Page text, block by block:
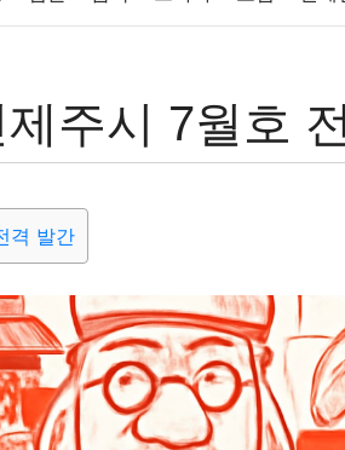
종교 사회 정치 건강 의료
주시 7월호
격 발간